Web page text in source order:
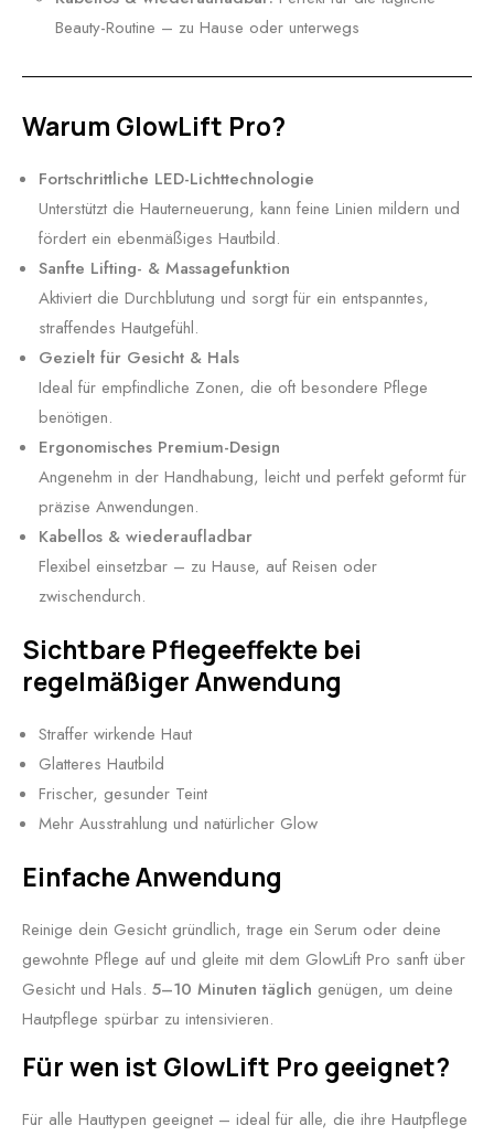
Beauty-Routine – zu Hause oder unterwegs
Warum GlowLift Pro?
Fortschrittliche LED-Lichttechnologie
Unterstützt die Hauterneuerung, kann feine Linien mildern und
fördert ein ebenmäßiges Hautbild.
Sanfte Lifting- & Massagefunktion
Aktiviert die Durchblutung und sorgt für ein entspanntes,
straffendes Hautgefühl.
Gezielt für Gesicht & Hals
Ideal für empfindliche Zonen, die oft besondere Pflege
benötigen.
Ergonomisches Premium-Design
Angenehm in der Handhabung, leicht und perfekt geformt für
präzise Anwendungen.
Kabellos & wiederaufladbar
Flexibel einsetzbar – zu Hause, auf Reisen oder
zwischendurch.
Sichtbare Pflegeeffekte bei
regelmäßiger Anwendung
Straffer wirkende Haut
Glatteres Hautbild
Frischer, gesunder Teint
Mehr Ausstrahlung und natürlicher Glow
Einfache Anwendung
Reinige dein Gesicht gründlich, trage ein Serum oder deine
gewohnte Pflege auf und gleite mit dem GlowLift Pro sanft über
Gesicht und Hals. 5–10 Minuten täglich genügen, um deine
Hautpflege spürbar zu intensivieren.
Für wen ist GlowLift Pro geeignet?
Für alle Hauttypen geeignet – ideal für alle, die ihre Hautpflege